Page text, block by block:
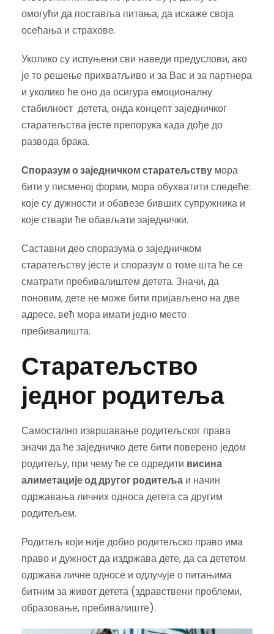
омогући да поставља питања, да искаже своја
осећања и страхове.
Уколико су испуњени сви наведи предуслови, ако
је то решење прихватљиво и за Вас и за партнера
и уколико ће оно да осигура емоционалну
стабилност детета, онда концепт заједничког
старатељства јесте препорука када дође до
развода брака.
Споразум о заједничком старатељству мора
бити у писменој форми, мора обухватити следеће:
које су дужности и обавезе бивших супружника и
које ствари ће обављати заједнички.
Саставни део споразума о заједничком
старатељству јесте и споразум о томе шта ће се
сматрати пребивалиштем детета. Значи, да
поновим, дете не може бити пријављено на две
адресе, већ мора имати једно место
пребивалишта.
Старатељство
једног родитеља
Самостално извршавање родитељског права
значи да ће заједничко дете бити поверено једом
родитељу, при чему ће се одредити висина
алиметације од другог родитеља и начин
одржавања личних односа детета са другим
родитељем.
Родитељ који није добио родитељско право има
право и дужност да издржава дете, да са дететом
одржава личне односе и одлучује о питањима
битним за живот детета (здравствени проблеми,
образовање, пребивалиште).